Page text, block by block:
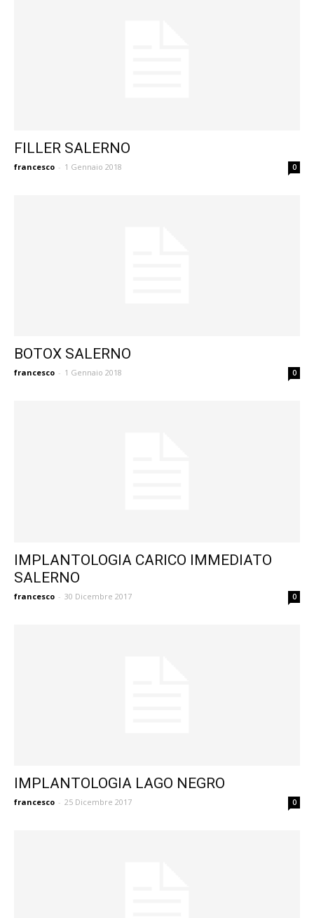
FILLER SALERNO
francesco - 1 Gennaio 2018 0
BOTOX SALERNO
francesco - 1 Gennaio 2018 0
IMPLANTOLOGIA CARICO IMMEDIATO
SALERNO
francesco - 30 Dicembre 2017 0
IMPLANTOLOGIA LAGO NEGRO
francesco - 25 Dicembre 2017 0